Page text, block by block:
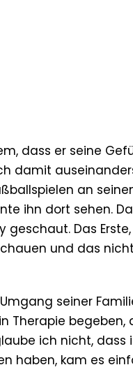
dass er seine
damit
an
ihn dort sehen.
Das
und das
seiner
Therapie
ich nicht, dass
haben, kam es